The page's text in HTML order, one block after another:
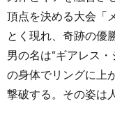
頂点を決める大会「
とく現れ、奇跡の優
男の名は“ギアレス
の身体でリングに上
撃破する。その姿は